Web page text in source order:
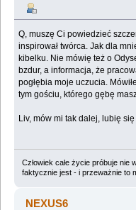
Q, muszę Ci powiedzieć
inspirował twórca. Jak dla
kibelku. Nie mówię też o
bzdur, a informacja, że
pogłębia moje uczucia.
tym gościu, którego gębę
Liv, mów mi tak dalej, lubię
Człowiek całe życie próbuje
faktycznie jest - i przeważnie to
NEXUS6